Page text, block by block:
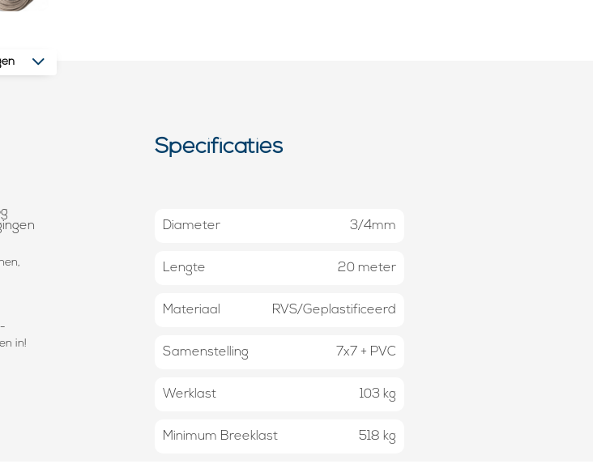
in!
Specificaties
Diameter 3/4mm
Lengte 20 meter
Materiaal RVS/Geplastificeerd
Samenstelling 7x7 + PVC
Werklast 103 kg
Minimum Breeklast 518 kg